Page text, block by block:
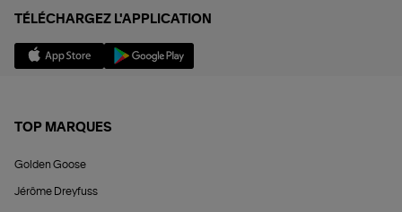
TÉLÉCHARGEZ L'APPLICATION
TOP MARQUES
Golden Goose
Jérôme Dreyfuss